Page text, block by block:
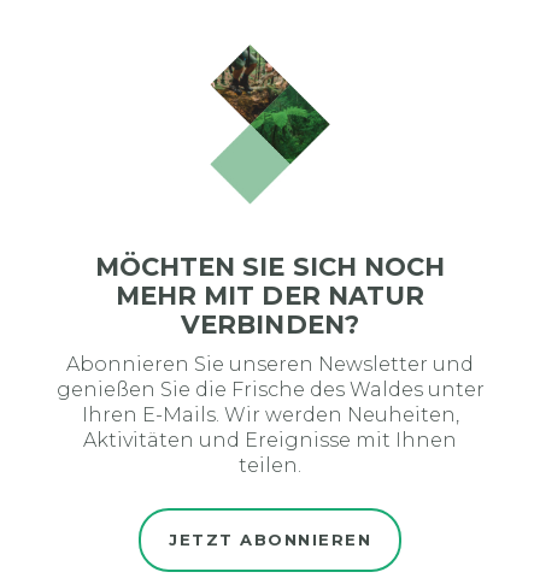
MÖCHTEN SIE SICH NOCH
MEHR MIT DER NATUR
VERBINDEN?
Abonnieren Sie unseren Newsletter und
genießen Sie die Frische des Waldes unter
Ihren E-Mails. Wir werden Neuheiten,
Aktivitäten und Ereignisse mit Ihnen
teilen.
JETZT ABONNIEREN